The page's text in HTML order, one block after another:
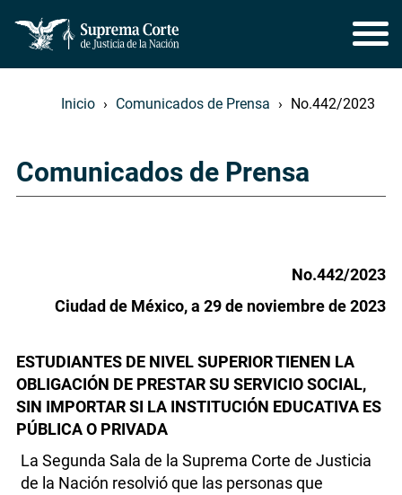
Inicio Comunicados de Prensa No.442/2023
Comunicados de Prensa
No.442/2023
Ciudad de México, a 29 de noviembre de 2023
ESTUDIANTES DE NIVEL SUPERIOR TIENEN LA
OBLIGACIÓN DE PRESTAR SU SERVICIO SOCIAL,
SIN IMPORTAR SI LA INSTITUCIÓN EDUCATIVA ES
PÚBLICA O PRIVADA
La Segunda Sala de la Suprema Corte de Justicia
de la Nación resolvió que las personas que